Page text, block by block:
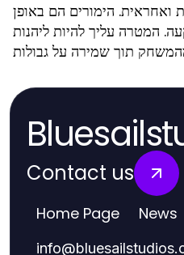
ואחראית. הימורים הם באופן
המטרה עליך להיות ליהנות
Contact us
Home Page News
info@